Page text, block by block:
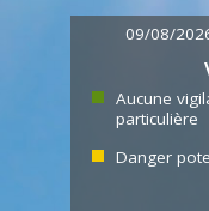
09/08/
Aucune
particulière
Danger